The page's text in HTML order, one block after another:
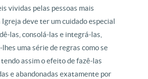
vividas pelas pessoas mais
Igreja deve ter um cuidado especial
las, consolá-las e integrá-las,
uma série de regras como se
assim o efeito de fazê-las
e abandonadas exatamente por